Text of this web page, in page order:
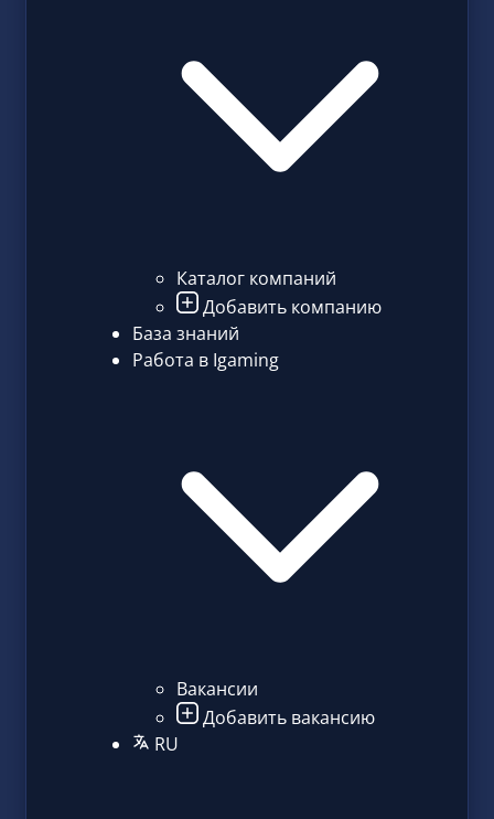
Каталог компаний
Добавить компанию
База знаний
Работа в Igaming
Вакансии
Добавить вакансию
RU